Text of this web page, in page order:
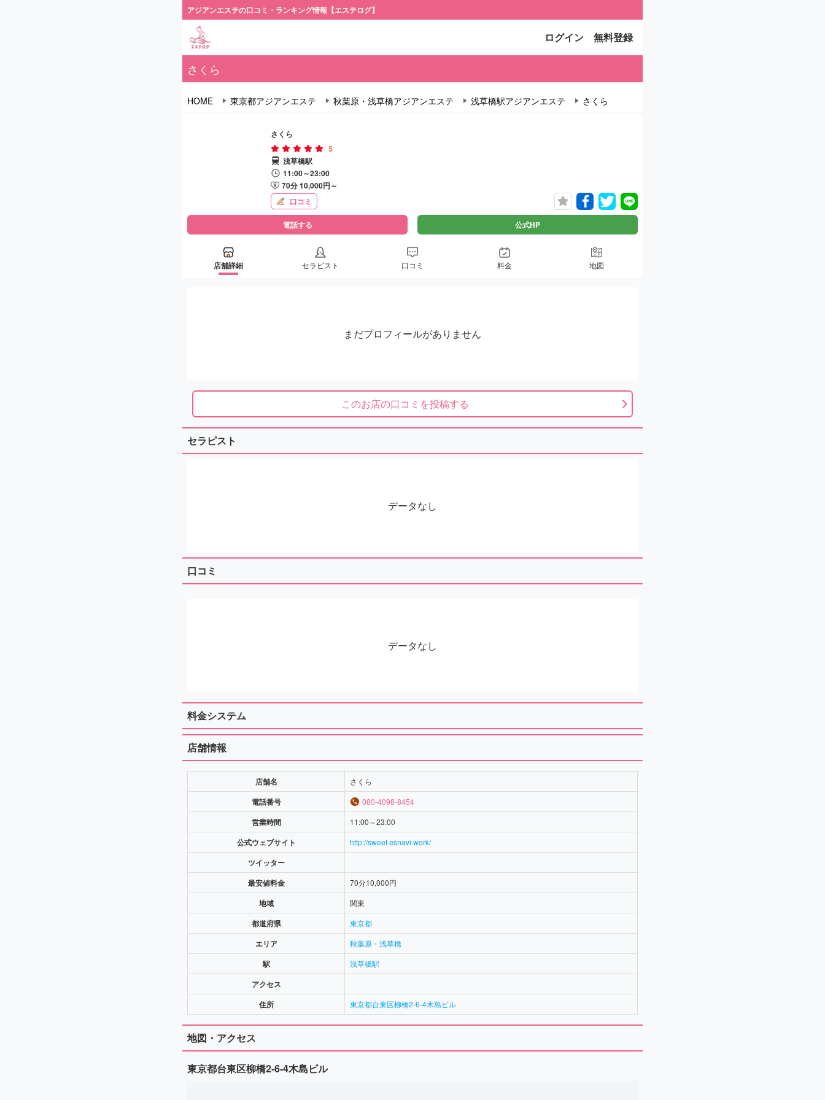
アジアンエステの口コミ・ランキング情報【エステログ】
ログイン 無料登録
さくら
HOME 東京都アジアンエステ 秋葉原・浅草橋アジアンエステ 浅草橋駅アジアンエステ さくら
さくら
5
浅草橋駅
11:00～23:00
70分 10,000円～
口コミ
電話する 公式HP
店舗詳細 セラピスト 口コミ 料金 地図
まだプロフィールがありません
このお店の口コミを投稿する
セラピスト
データなし
口コミ
データなし
料金システム
店舗情報
店舗名 さくら
電話番号 080-4098-8454
営業時間 11:00～23:00
公式ウェブサイト http://sweet.esnavi.work/
ツイッター
最安値料金
70分10,000円
地域 関東
都道府県 東京都
エリア 秋葉原・浅草橋
駅 浅草橋駅
アクセス
住所
東京都台東区柳橋2-6-4木島ビル
地図・アクセス
東京都台東区柳橋2-6-4木島ビル